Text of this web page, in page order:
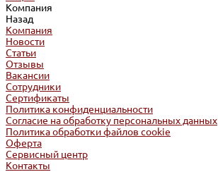
Компания
Назад
Компания
Новости
Статьи
Отзывы
Вакансии
Сотрудники
Сертификаты
Политика конфиденциальности
Согласие на обработку персональных данных
Политика обработки файлов cookie
Оферта
Сервисный центр
Контакты